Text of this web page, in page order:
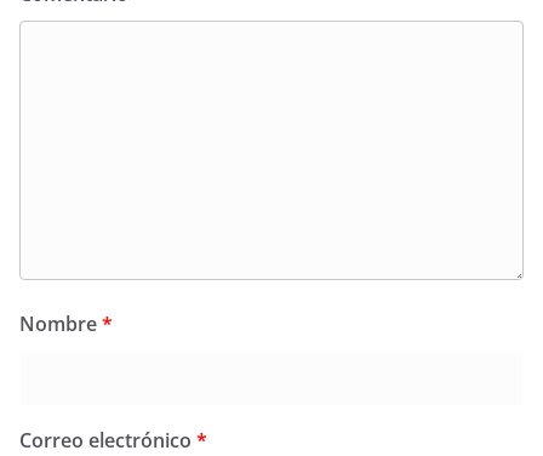
Nombre*
Correo electrónico *